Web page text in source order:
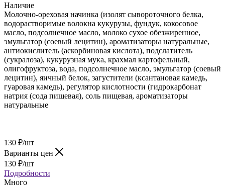
Наличие
Молочно-ореховая начинка (изолят сывороточного белка,
водорастворимые волокна кукурузы, фундук, кокосовое
масло, подсолнечное масло, молоко сухое обезжиренное,
эмульгатор (соевый лецитин), ароматизаторы натуральные,
антиокислитель (аскорбиновая кислота), подслатитель
(сукралоза), кукурузная мука, крахмал картофельный,
олигофруктоза, вода, подсолнечное масло, эмульгатор (соевый
лецитин), яичный белок, загустители (ксантановая камедь,
гуаровая камедь), регулятор кислотности (гидрокарбонат
натрия (сода пищевая), соль пищевая, ароматизаторы
натуральные
130 ₽/шт
Варианты цен
130 ₽/шт
Подробности
Много